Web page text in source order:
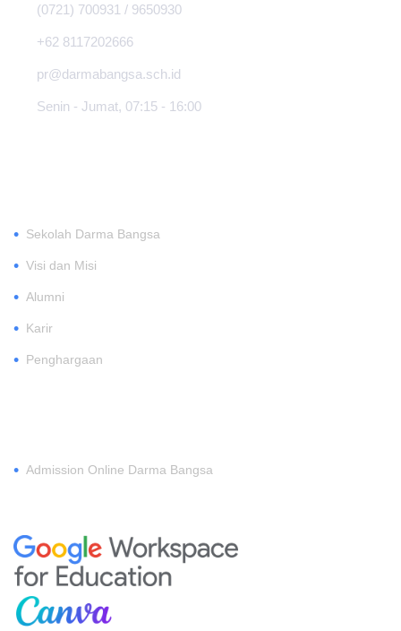
(0721) 700931 / 9650930
+62 8117202666
pr@darmabangsa.sch.id
Senin - Jumat, 07:15 - 16:00
• Sekolah Darma Bangsa
• Visi dan Misi
• Alumni
• Karir
• Penghargaan
• Admission Online Darma Bangsa